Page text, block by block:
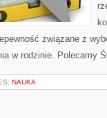
związane z
w rodzinie. Polecamy
NAUKA